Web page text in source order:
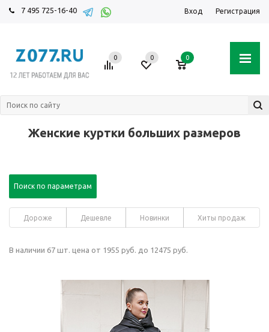
7 495 725-16-40 Вход Регистрация
0 0 0
Женские куртки больших размеров
Поиск по параметрам
Дороже Дешевле Новинки Хиты продаж
В наличии 67 шт. цена от 1955 руб. до 12475 руб.